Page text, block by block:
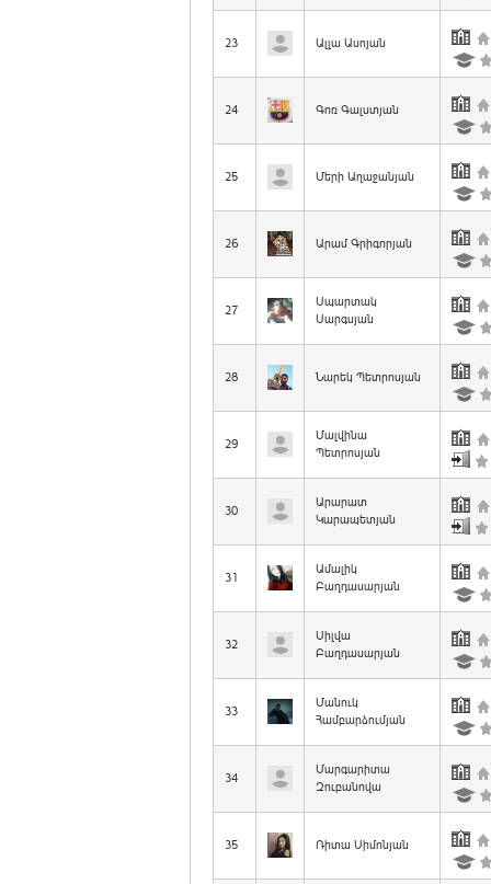
23 Ալլա Ասոյան
24 Գոռ Գալստյան
25 Մերի Աղաջանյան
26 Արամ Գրիգորյան
27
Սպարտակ
Սարգսյան
28 Նարեկ Պետրոսյան
29
Մալվինա
Պետրոսյան
30
Արարատ
Կարապետյան
31
Ամալիկ
Բաղդասարյան
32
Սիլվա
Բաղդասարյան
33
Մանուկ
Համբարձումյան
34
Մարգարիտա
Զուբանովա
35 Ռիտա Սիմոնյան